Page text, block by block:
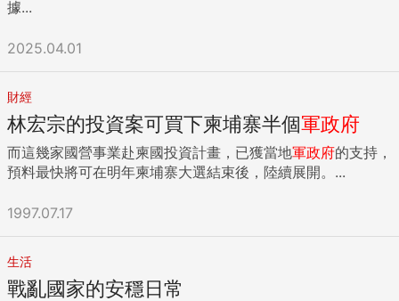
據...
2025.04.01
財經
林宏宗的投資案可買下柬埔寨半個軍政府
而這幾家國營事業赴柬國投資計畫，已獲當地軍政府的支持，
預料最快將可在明年柬埔寨大選結束後，陸續展開。...
1997.07.17
生活
戰亂國家的安穩日常